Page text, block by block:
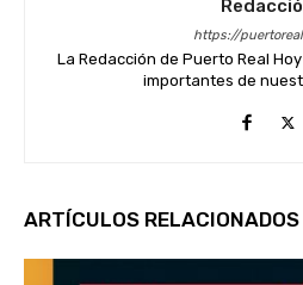
https://
La Redacción de Puerto Real
importantes de
ARTÍCULOS RELACIONADOS